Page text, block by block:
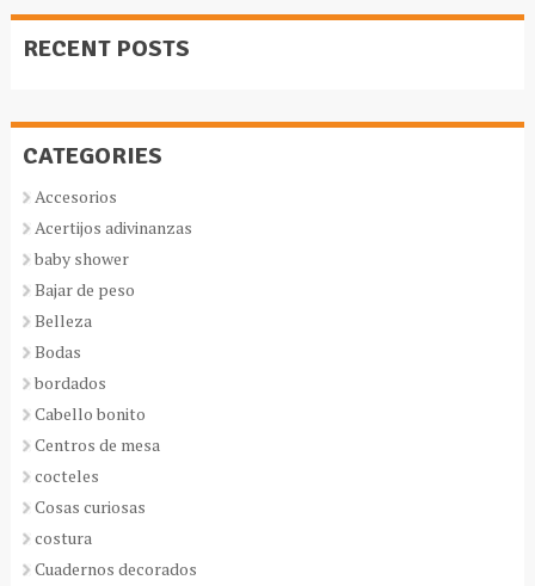
RECENT POSTS
CATEGORIES
Accesorios
Acertijos adivinanzas
baby shower
Bajar de peso
Belleza
Bodas
bordados
Cabello bonito
Centros de mesa
cocteles
Cosas curiosas
costura
Cuadernos decorados